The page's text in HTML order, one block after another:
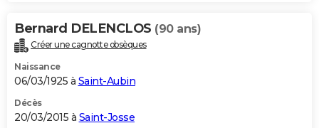
Bernard DELENCLOS (90 ans)
Créer une cagnotte obsèques
Naissance
06/03/1925 à Saint-Aubin
Décès
20/03/2015 à Saint-Josse